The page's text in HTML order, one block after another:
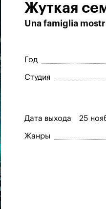
Жуткая
Una famiglia
Год
Студия
Дата выхода 25
Жанры